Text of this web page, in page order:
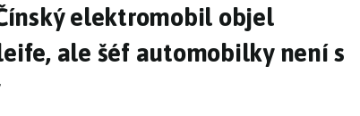
elektromobil objel
ale šéf automobilky není s